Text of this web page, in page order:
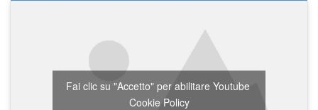
Fai clic su "Accetto" per abilitare Youtube
Cookie Policy